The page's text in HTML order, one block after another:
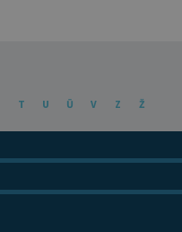
T U Ū V Z Ž